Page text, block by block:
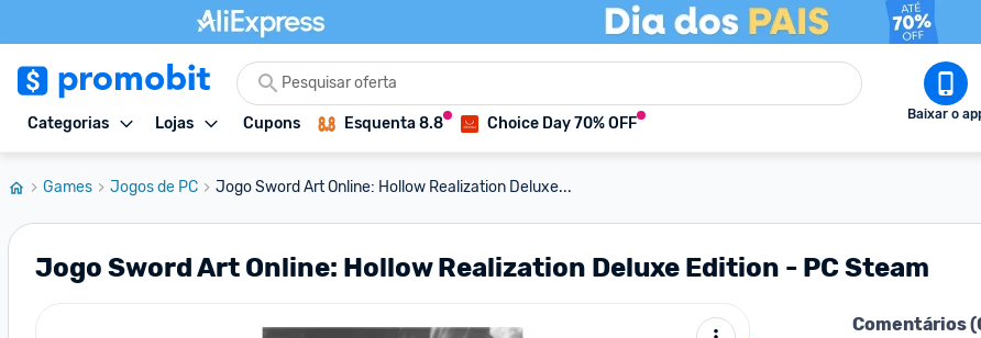
Categorias Lojas Cupons Esquenta 8.8 Choice Day 70% OFF Baixar o
Games Jogos de PC Jogo Sword Art Online: Hollow Realization Deluxe...
Jogo Sword Art Online: Hollow Realization Deluxe Edition - PC Steam
Comentários (